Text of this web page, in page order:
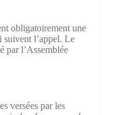
obligatoirement une
suivent l’appel. Le
par l’Assemblée
versées par les